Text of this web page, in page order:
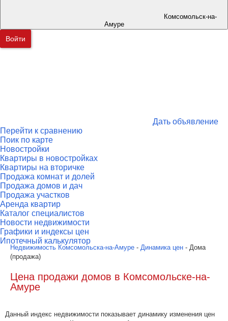
Комсомольск-на-
Амуре
Войти
Дать объявление
Перейти к сравнению
Поик по карте
Новостройки
Квартиры в новостройках
Квартиры на вторичке
Продажа комнат и долей
Продажа домов и дач
Продажа участков
Аренда квартир
Каталог специалистов
Новости недвижимости
Графики и индексы цен
Ипотечный калькулятор
Недвижимость Комсомольска-на-Амуре - Динамика цен - Дома
(продажа)
Цена продажи домов в Комсомольске-на-
Амуре
Данный индекс недвижимости показывает динамику изменения цен